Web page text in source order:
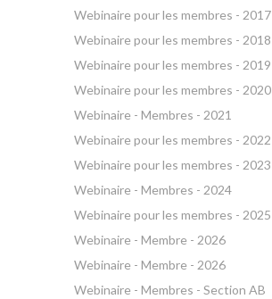
Webinaire pour les membres - 2017
Webinaire pour les membres - 2018
Webinaire pour les membres - 2019
Webinaire pour les membres - 2020
Webinaire - Membres - 2021
Webinaire pour les membres - 2022
Webinaire pour les membres - 2023
Webinaire - Membres - 2024
Webinaire pour les membres - 2025
Webinaire - Membre - 2026
Webinaire - Membre - 2026
Webinaire - Membres - Section AB